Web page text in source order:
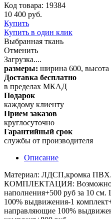
Код товара: 19384
10 400 руб.
Купить
Купить в один клик
Выбранная ткань
Отменить
Загрузка....
размеры: ширина 600, высота
Доставка бесплатно
в пределах МКАД
Подарок
каждому клиенту
Прием заказов
круглосуточно
Гарантийный срок
службы от производителя
Описание
Материал: ЛДСП,кромка
КОМПЛЕКТАЦИЯ: Возможно
наполнения+500 руб за 10
100% выдвижения-1
направляющие 100%